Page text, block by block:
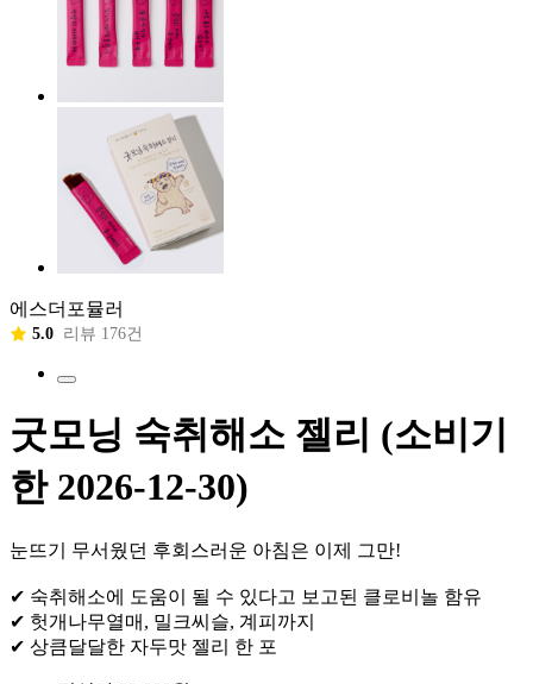
에스더포뮬러
5.0 리뷰 176건
굿모닝 숙취해소 젤리 (소비기
한 2026-12-30)
눈뜨기 무서웠던 후회스러운 아침은 이제 그만!
✔ 숙취해소에 도움이 될 수 있다고 보고된 클로비놀 함유
✔ 헛개나무열매, 밀크씨슬, 계피까지
✔ 상큼달달한 자두맛 젤리 한 포